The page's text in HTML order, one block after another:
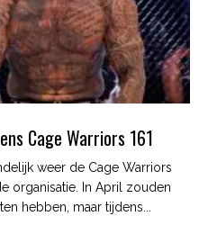
Cage Warriors 161
weer de Cage Warriors
organisatie. In April zouden
hebben, maar tijdens...